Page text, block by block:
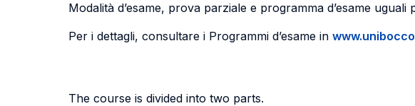
Modalità d’esame, prova parziale e programma d’esame
Per i dettagli, consultare i Programmi d’esame in
The course is divided into two parts.